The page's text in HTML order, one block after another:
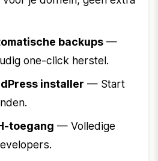
backups —
one-click herstel.
installer — Start
toegang — Volledige